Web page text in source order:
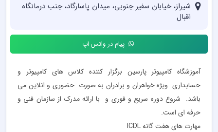
شیراز، خیابان سفیر جنوبی، میدان پاسارگاد، جنب درمانگاه
اقبال
پیام در واتس اپ
آموزشگاه کامپیوتر پارسین برگزار کننده کلاس های کامپیوتر و
حسابداری ویژه خواهران و برادران به صورت حضوری و انلاین می
باشد. شروع دوره سریع و فوری و با ارائه مدرک از سازمان فنی و
حرفه ای است.
مهارت های هفت گانه ICDL